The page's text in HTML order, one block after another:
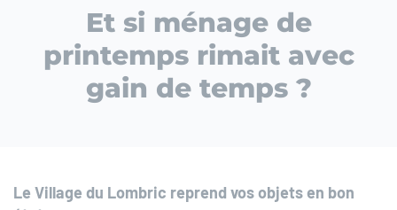
Et si ménage de
printemps rimait avec
gain de temps ?
Le Village du Lombric reprend vos objets en bon